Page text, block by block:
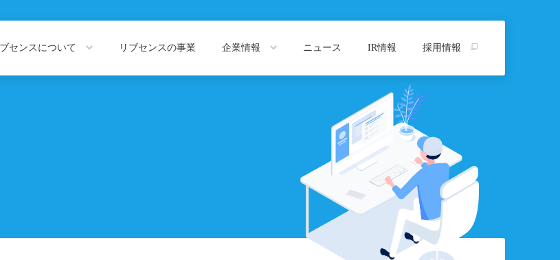
センスについて リブセンスの事業 企業情報 ニュース IR情報 採用情報